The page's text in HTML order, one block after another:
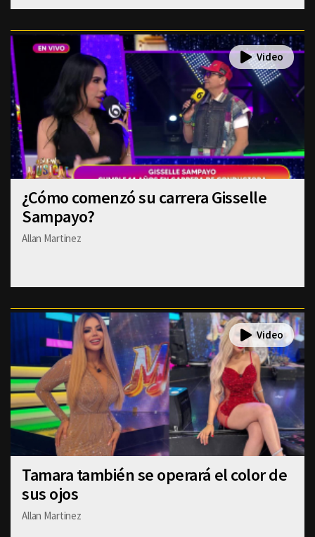
¿Cómo comenzó su carrera Gisselle
Sampayo?
Allan Martinez
Tamara también se operará el color de
sus ojos
Allan Martinez